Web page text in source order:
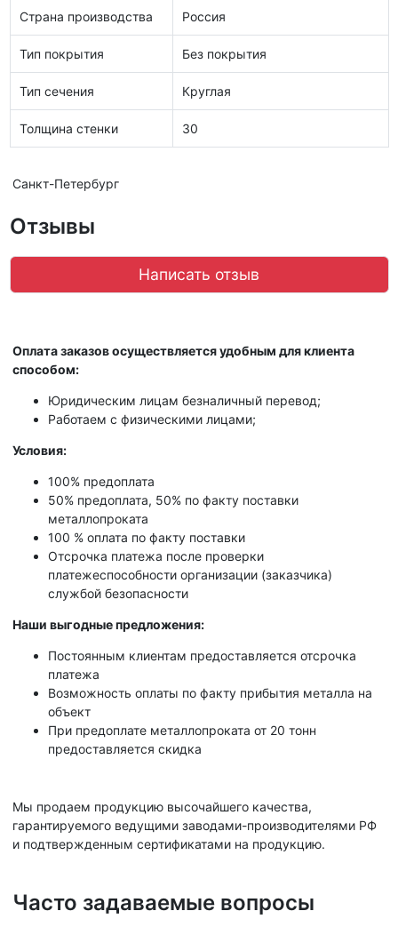
Страна производства Россия
Тип покрытия Без покрытия
Тип сечения Круглая
Толщина стенки 30
Санкт-Петербург
Отзывы
Написать отзыв
Оплата заказов осуществляется удобным для клиента
способом:
Юридическим лицам безналичный перевод;
Работаем с физическими лицами;
Условия:
100% предоплата
50% предоплата, 50% по факту поставки
металлопроката
100 % оплата по факту поставки
Отсрочка платежа после проверки
платежеспособности организации (заказчика)
службой безопасности
Наши выгодные предложения:
Постоянным клиентам предоставляется отсрочка
платежа
Возможность оплаты по факту прибытия металла на
объект
При предоплате металлопроката от 20 тонн
предоставляется скидка
Мы продаем продукцию высочайшего качества,
гарантируемого ведущими заводами-производителями РФ
и подтвержденным сертификатами на продукцию.
Часто задаваемые вопросы